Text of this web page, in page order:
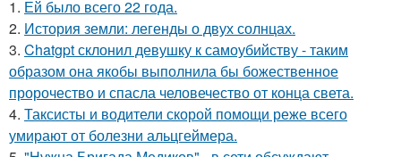
1. Ей было всего 22 года.
2. История земли: легенды о двух солнцах.
3. Chatgpt склонил девушку к самоубийству - таким
образом она якобы выполнила бы божественное
пророчество и спасла человечество от конца света.
4. Таксисты и водители скорой помощи реже всего
умирают от болезни альцгеймера.